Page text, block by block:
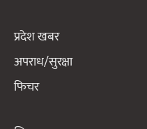
प्रदेश खबर
अपराध/सुरक्षा
फिचर